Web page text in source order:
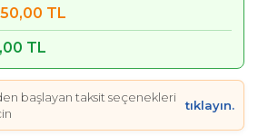
TL
TL
başlayan taksit seçenekleri
tıklayın.